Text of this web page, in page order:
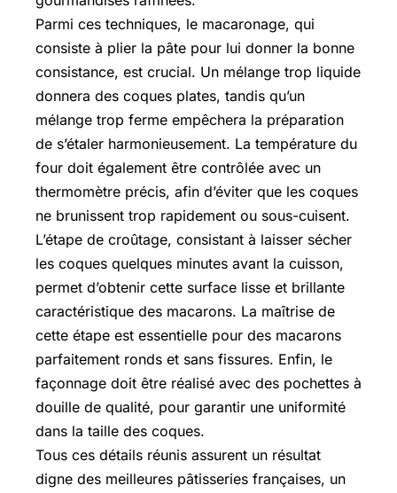
Parmi ces techniques, le macaronage, qui
consiste à plier la pâte pour lui donner la bonne
consistance, est crucial. Un mélange trop liquide
donnera des coques plates, tandis qu’un
mélange trop ferme empêchera la préparation
de s’étaler harmonieusement. La température du
four doit également être contrôlée avec un
thermomètre précis, afin d’éviter que les coques
ne brunissent trop rapidement ou sous-cuisent.
L’étape de croûtage, consistant à laisser sécher
les coques quelques minutes avant la cuisson,
permet d’obtenir cette surface lisse et brillante
caractéristique des macarons. La maîtrise de
cette étape est essentielle pour des macarons
parfaitement ronds et sans fissures. Enfin, le
façonnage doit être réalisé avec des pochettes à
douille de qualité, pour garantir une uniformité
dans la taille des coques.
Tous ces détails réunis assurent un résultat
digne des meilleures pâtisseries françaises, un